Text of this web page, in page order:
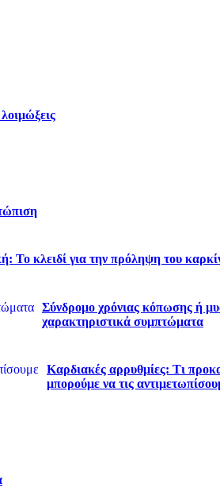
Το κλειδί για την πρόληψη του
Σύνδρομο χρόνιας κόπωσης ή
χαρακτηριστικά συμπτώματα
Καρδιακές αρρυθμίες: Τι
μπορούμε να τις